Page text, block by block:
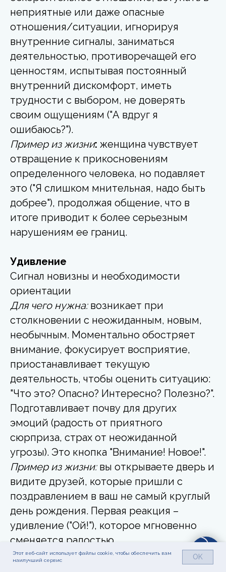
неприятные или даже опасные
отношения/ситуации, игнорируя
внутренние сигналы, заниматься
деятельностью, противоречащей его
ценностям, испытывая постоянный
внутренний дискомфорт, иметь
трудности с выбором, не доверять
своим ощущениям ("А вдруг я
ошибаюсь?").
Пример из жизни: женщина чувствует
отвращение к прикосновениям
определенного человека, но подавляет
это ("Я слишком мнительная, надо быть
добрее"), продолжая общение, что в
итоге приводит к более серьезным
нарушениям ее границ.
Удивление
Сигнал новизны и необходимости
ориентации
Для чего нужна: возникает при
столкновении с неожиданным, новым,
необычным. Моментально обостряет
внимание, фокусирует восприятие,
приостанавливает текущую
деятельность, чтобы оценить ситуацию:
"Что это? Опасно? Интересно? Полезно?".
Подготавливает почву для других
эмоций (радость от приятного
сюрприза, страх от неожиданной
угрозы). Это кнопка "Внимание! Новое!".
Пример из жизни: вы открываете дверь и
видите друзей, которые пришли с
поздравлением в ваш не самый круглый
день рождения. Первая реакция –
удивление ("Ой!"), которое мгновенно
сменяется радостью.
Подавление и последствия: прямого
Этот веб-сайт использует файлы cookie, чтобы обеспечить вам
наилучший сервис
OK